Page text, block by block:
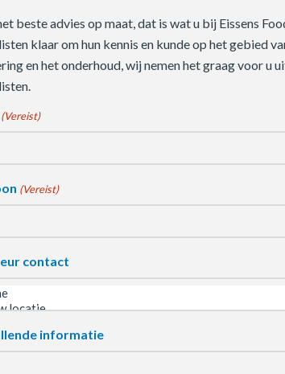
beste advies op maat, dat is wat u bij Eissens
klaar om hun kennis en kunde op het gebied
en het onderhoud, wij nemen het graag voor u
(Vereist)
(Vereist)
contact
informatie